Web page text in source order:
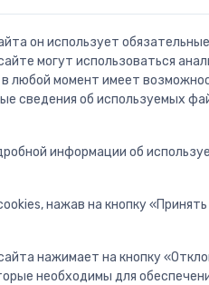
мы не смогли
Ниже приведены ссылки
Поиск
он использует
могут использоваться
любой момент имеет
сведения об используемых
информации об
нажав на кнопку
нажимает на кнопку
необходимы для